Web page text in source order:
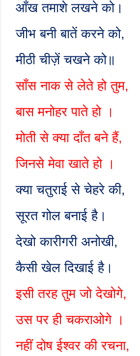
आँख तमाशे लखने को।
जीभ बनी बातें करने को,
मीठी चीज़ें चखने को॥
साँस नाक से लेते हो तुम,
बास मनोहर पाते हो ।
मोती से क्या दाँत बने हैं,
जिनसे मेवा खाते हो ।
क्या चतुराई से चेहरे की,
सूरत गोल बनाई है।
देखो कारीगरी अनोखी,
कैसी खेल दिखाई है।
इसी तरह तुम जो देखोगे,
उस पर ही चकराओगे ।
नहीं दोष ईश्वर की रचना,